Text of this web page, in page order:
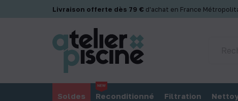
Livraison offerte dès 79 € d'achat en France
Soldes Reconditionné Filtration